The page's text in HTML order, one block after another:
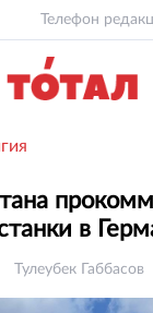
Телефон
в
Тулеубек Габбасов